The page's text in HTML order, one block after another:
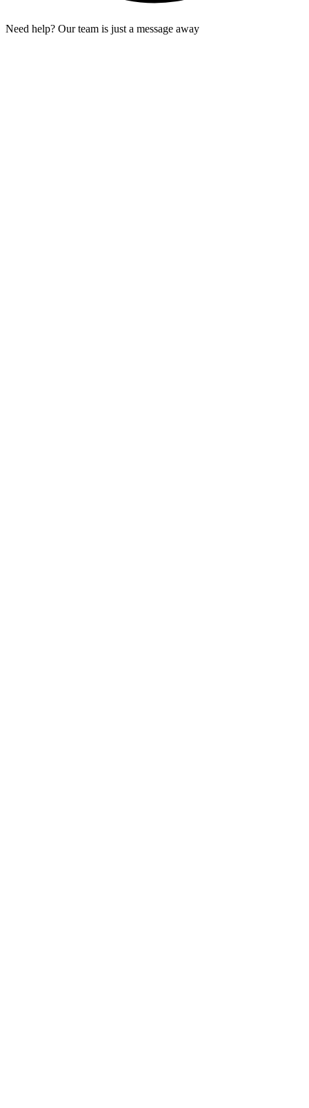
Need help? Our team is just a message away